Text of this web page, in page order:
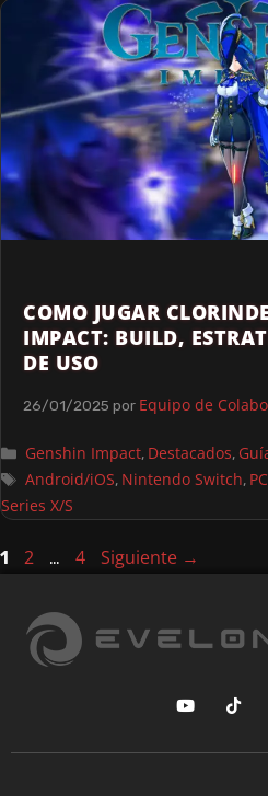
COMO JUGAR
IMPACT: BUILD,
DE USO
26/01/2025 por Equipo de
Genshin Impact, Destacados,
Android/iOS, Nintendo Switch, PC
Series X/S
1 2 … 4 Siguiente →